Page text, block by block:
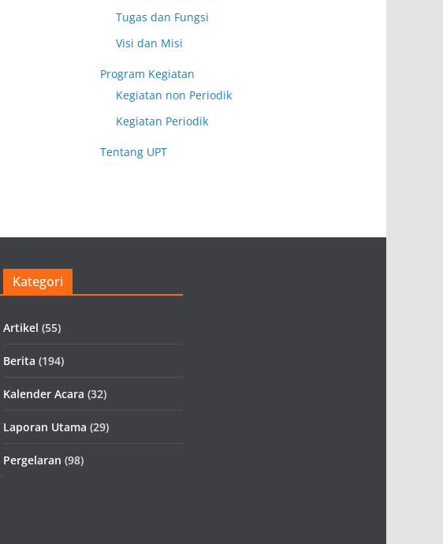
Tugas dan Fungsi
Visi dan Misi
Program Kegiatan
Kegiatan non Periodik
Kegiatan Periodik
Tentang UPT
Kategori
Artikel (55)
Berita (194)
Kalender Acara (32)
Laporan Utama (29)
Pergelaran (98)